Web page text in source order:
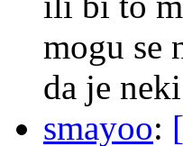
mogu se
da je
smayoo: